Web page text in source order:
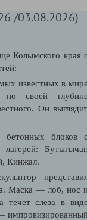
/03.08.2026)
Колымского края
известных в
по своей
Он
блоков
Кинжал.
Маска — лоб, нос
течет слеза в